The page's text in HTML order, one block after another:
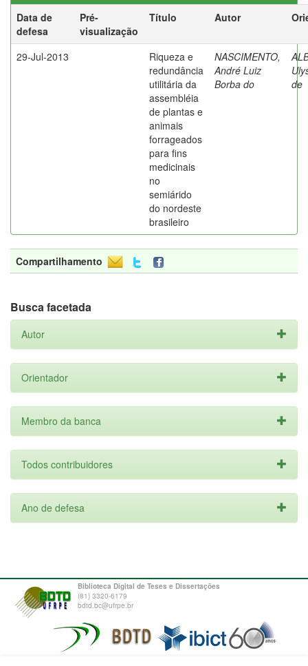
Data de
defesa
Pré-
visualização
Título Autor
29-Jul-2013
Riqueza e
redundância
utilitária da
assembléia
de plantas e
animais
forrageados
para fins
medicinais
no
semiárido
do nordeste
brasileiro
NASCIMENTO,
André Luiz
Borba do
de
Compartilhamento
Busca facetada
Autor
Orientador
Membro da banca
Todos contribuidores
Ano de defesa
Biblioteca Digital de Teses e Dissertações
(81) 3320-6179
bdtd.bc@ufrpe.br